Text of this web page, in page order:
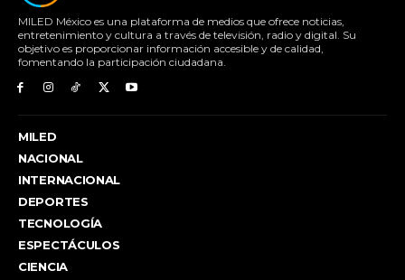
MILED México es una plataforma de medios que ofrece noticias,
entretenimiento y cultura a través de televisión, radio y digital. Su
objetivo es proporcionar información accesible y de calidad,
fomentando la participación ciudadana.
MILED
NACIONAL
INTERNACIONAL
DEPORTES
TECNOLOGÍA
ESPECTÁCULOS
CIENCIA